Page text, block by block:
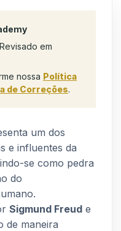
em
nossa Política
de Correções.
um dos
e influentes da
se como pedra
do
Sigmund Freud e
de maneira